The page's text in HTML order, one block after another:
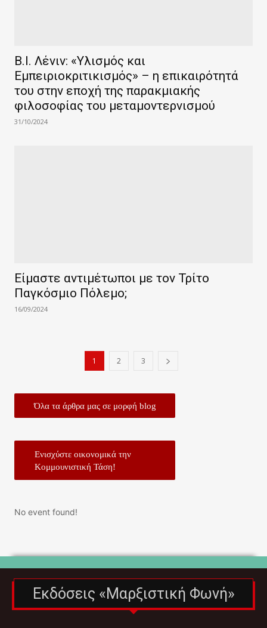
Β.Ι. Λένιν: «Υλισμός και
Εμπειριοκριτικισμός» – η επικαιρότητά
του στην εποχή της παρακμιακής
φιλοσοφίας του μεταμοντερνισμού
31/10/2024
Είμαστε αντιμέτωποι με τον Τρίτο
Παγκόσμιο Πόλεμο;
16/09/2024
1 2 3
Όλα τα άρθρα μας σε μορφή blog
Ενισχύστε οικονομικά την
Κομμουνιστική Τάση!
No event found!
Εκδόσεις «Μαρξιστική Φωνή»